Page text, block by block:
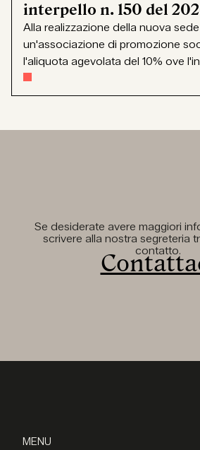
interpello n. 150 del
Alla realizzazione della nuova
un'associazione di promozione
l'aliquota agevolata del 10% ove
Se desiderate avere maggiori
scrivere alla nostra segreteria
contatto.
MENU